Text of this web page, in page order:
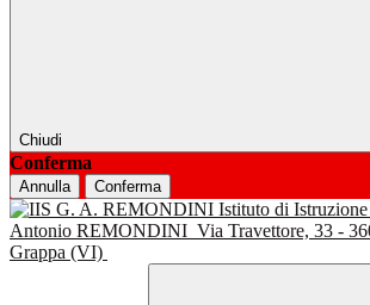
Chiudi
Conferma
Annulla Conferma
Istituto di
Antonio REMONDINI Via Travettore, 33 -
Grappa (VI)